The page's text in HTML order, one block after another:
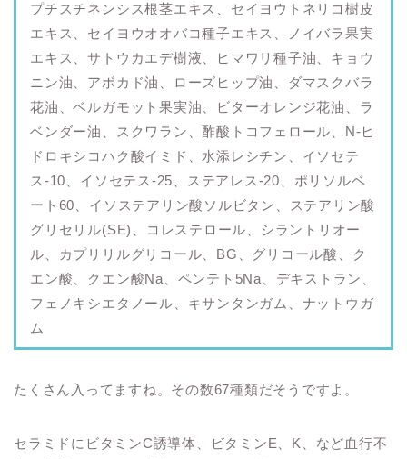
プチスチネンシス根茎エキス、セイヨウトネリコ樹皮
エキス、セイヨウオオバコ種子エキス、ノイバラ果実
エキス、サトウカエデ樹液、ヒマワリ種子油、キョウ
ニン油、アボカド油、ローズヒップ油、ダマスクバラ
花油、ベルガモット果実油、ビターオレンジ花油、ラ
ベンダー油、スクワラン、酢酸トコフェロール、N-ヒ
ドロキシコハク酸イミド、水添レシチン、イソセテ
ス-10、イソセテス-25、ステアレス-20、ポリソルベ
ート60、イソステアリン酸ソルビタン、ステアリン酸
グリセリル(SE)、コレステロール、シラントリオー
ル、カプリリルグリコール、BG、グリコール酸、ク
エン酸、クエン酸Na、ペンテト5Na、デキストラン、
フェノキシエタノール、キサンタンガム、ナットウガ
ム
たくさん入ってますね。その数67種類だそうですよ。
セラミドにビタミンC誘導体、ビタミンE、K、など血行不